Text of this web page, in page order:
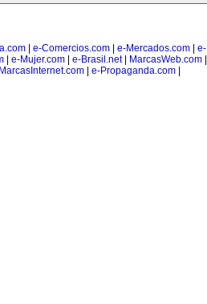
| e-Comercios.com| e-Mercados.com| e-
e-Mujer.com e-Brasil.net| MarcasWeb.com
MarcasInternet.com e-Propaganda.com